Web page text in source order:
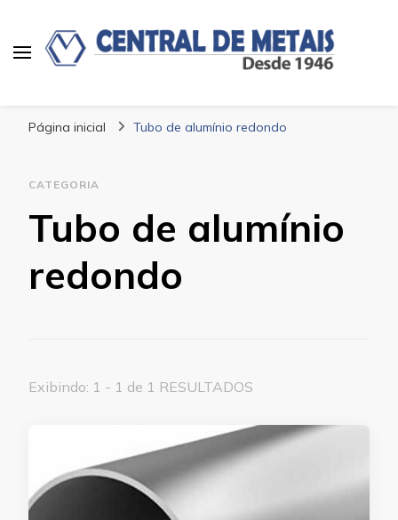
Página inicial Tubo de alumínio redondo
CATEGORIA
Tubo de alumínio
redondo
Exibindo: 1 - 1 de 1 RESULTADOS